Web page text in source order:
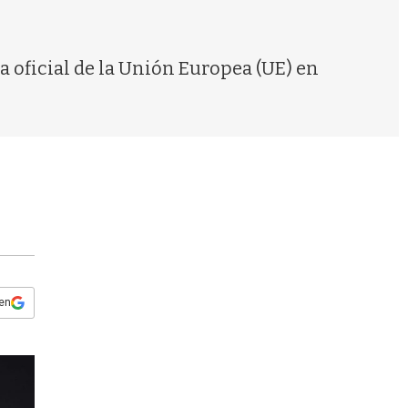
oficial de la Unión Europea (UE) en